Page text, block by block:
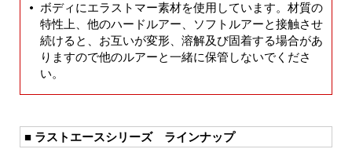
ボディにエラストマー素材を使用しています。材質の
特性上、他のハードルアー、ソフトルアーと接触させ
続けると、お互いが変形、溶解及び固着する場合があ
りますので他のルアーと一緒に保管しないでくださ
い。
■ ラストエースシリーズ ラインナップ